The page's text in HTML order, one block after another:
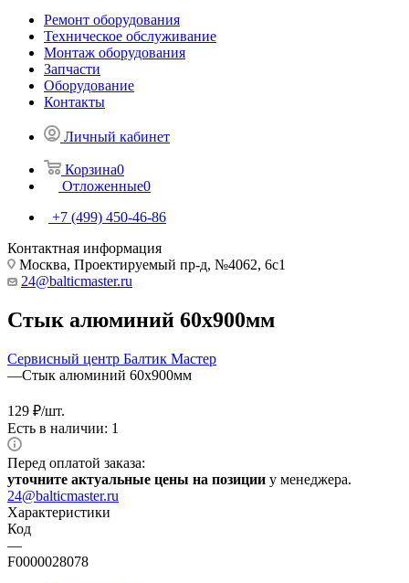
Ремонт оборудования
Техническое обслуживание
Монтаж оборудования
Запчасти
Оборудование
Контакты
Личный кабинет
Корзина0
Отложенные0
+7 (499) 450-46-86
Контактная информация
Москва, Проектируемый пр-д, №4062, 6с1
24@balticmaster.ru
Стык алюминий 60х900мм
Сервисный центр Балтик Мастер
—Стык алюминий 60х900мм
129 ₽/шт.
Есть в наличии: 1
Перед оплатой заказа:
уточните актуальные цены на позиции у менеджера.
24@balticmaster.ru
Характеристики
Код
—
F0000028078